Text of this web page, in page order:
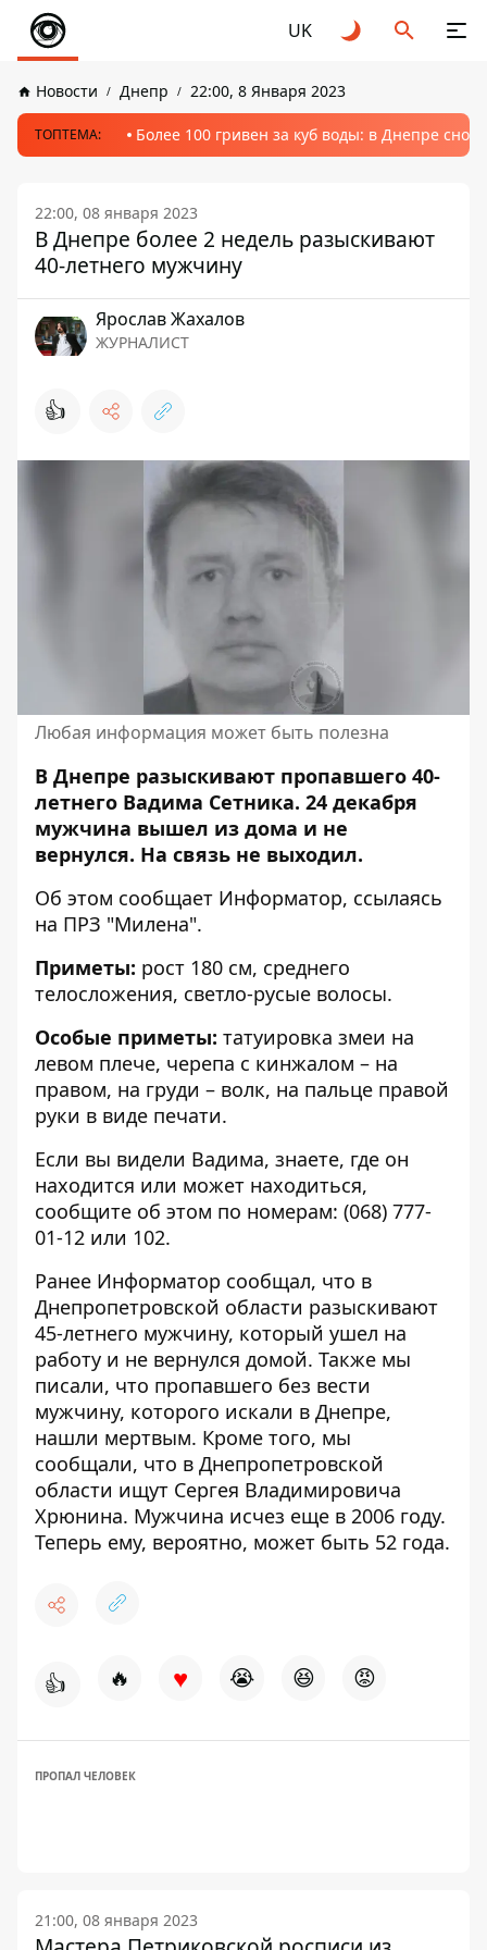
UK
Новости Днепр 22:00, 8 Января 2023
ТОПТЕМА: Более 100 гривен за куб воды: в Днепре
22:00, 08 января 2023
В Днепре более 2 недель разыскивают
40-летнего мужчину
Ярослав Жахалов
ЖУРНАЛИСТ
👍
Любая информация может быть полезна
В Днепре разыскивают пропавшего 40-
летнего Вадима Сетника. 24 декабря
мужчина вышел из дома и не
вернулся. На связь не выходил.
Об этом сообщает Информатор, ссылаясь
на ПРЗ "Милена".
Приметы: рост 180 см, среднего
телосложения, светло-русые волосы.
Особые приметы: татуировка змеи на
левом плече, черепа с кинжалом – на
правом, на груди – волк, на пальце правой
руки в виде печати.
Если вы видели Вадима, знаете, где он
находится или может находиться,
сообщите об этом по номерам: (068) 777-
01-12 или 102.
Ранее Информатор сообщал, что в
Днепропетровской области разыскивают
45-летнего мужчину, который ушел на
работу и не вернулся домой. Также мы
писали, что пропавшего без вести
мужчину, которого искали в Днепре,
нашли мертвым. Кроме того, мы
сообщали, что в Днепропетровской
области ищут Сергея Владимировича
Хрюнина. Мужчина исчез еще в 2006 году.
Теперь ему, вероятно, может быть 52 года.
👍 🔥 ♥ 😭 😆 😡
ПРОПАЛ ЧЕЛОВЕК
21:00, 08 января 2023